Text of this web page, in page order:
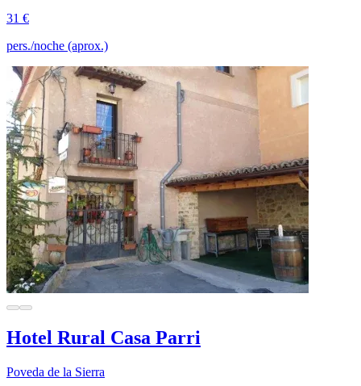
31 €
pers./noche (aprox.)
Hotel Rural Casa Parri
Poveda de la Sierra